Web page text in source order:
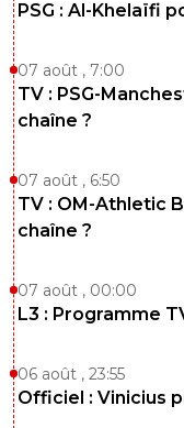
PSG : Al-Khelaïfi
07 août , 7:00
TV : PSG-
chaîne ?
07 août , 6:50
TV : OM-Athletic
chaîne ?
07 août , 00:00
L3 : Programme
06 août , 23:55
Officiel : Vinicius